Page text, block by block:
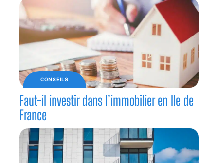
CONSEILS
Faut-il investir dans l’immobilier en Ile de
France